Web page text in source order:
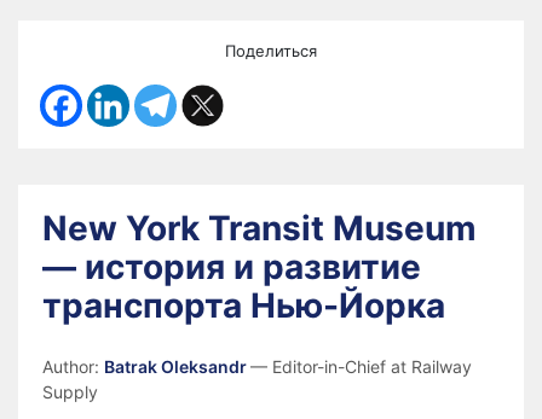
Поделиться
New York Transit Museum
— история и развитие
транспорта Нью-Йорка
Author: Batrak Oleksandr— Editor-in-Chief at Railway
Supply